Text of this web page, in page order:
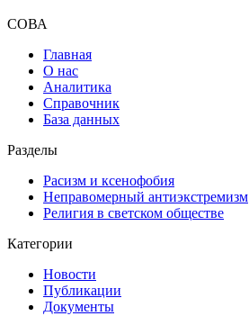
СОВА
Главная
О нас
Аналитика
Справочник
База данных
Разделы
Расизм и ксенофобия
Неправомерный антиэкстремизм
Религия в светском обществе
Категории
Новости
Публикации
Документы